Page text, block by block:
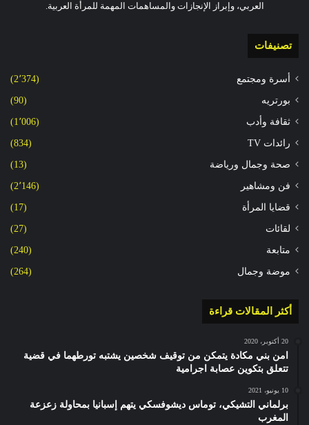
العربي، وإبراز الإنجازات والمساهمات المهمة للمرأة العربية.
تصنيفات
أسرة ومجتمع (2٬374)
بورتريه (90)
ثقافة وأدب (1٬006)
رائدات TV (834)
صحة وجمال ورياضة (13)
فن ومشاهير (2٬146)
قضايا المرأة (17)
لقائات (27)
متابعة (240)
موضة وجمال (264)
أكثر المقالات قراءة
20 أكتوبر، 2020
امن بني مكادة يتمكن من توقيف شخصين يشتبه تورطهما في قضية
تتعلق بتكوين عصابة اجرامية
10 يونيو، 2021
برلماني التشيكي، توماس ديشوفسكي يتهم إسبانيا بمحاولة زعزعة
المغرب